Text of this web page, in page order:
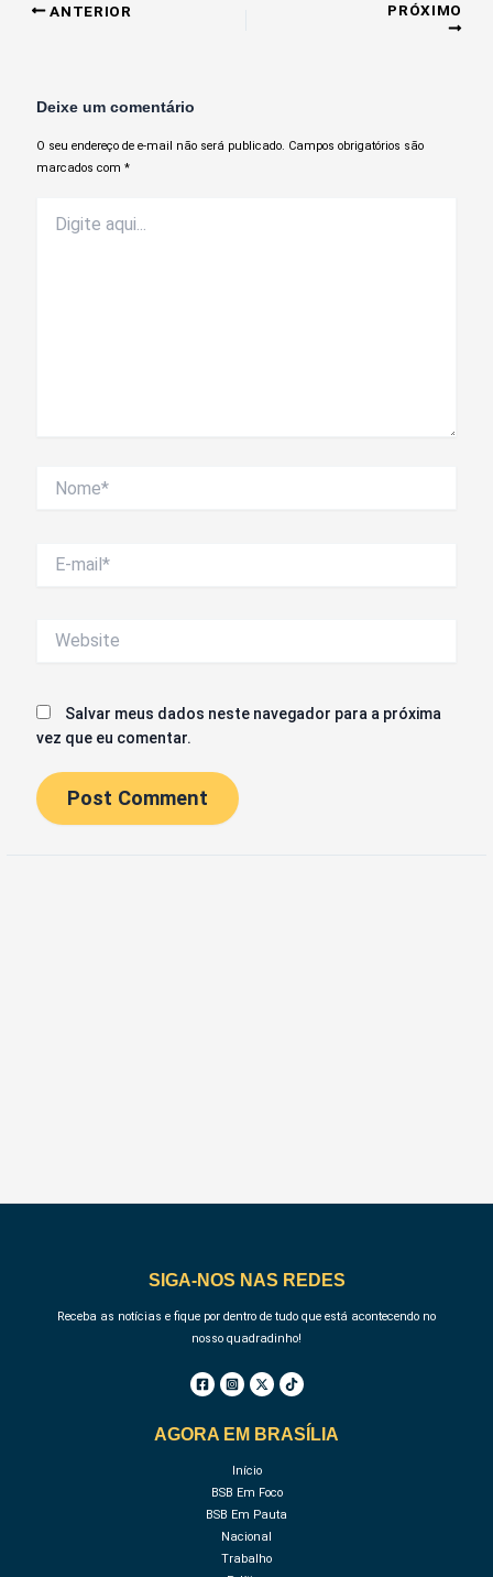
ANTERIOR PRÓXIMO
Deixe um comentário
O seu endereço de e-mail não será publicado. Campos obrigatórios são
marcados com*
aqui...
mail*
Salvar meus dados neste navegador para a próxima
vez que eu comentar.
SIGA-NOS NAS REDES
Receba as notícias e fique por dentro de tudo que está acontecendo no
nosso quadradinho!
AGORA EM BRASÍLIA
Início
BSB Em Foco
BSB Em Pauta
Nacional
Trabalho